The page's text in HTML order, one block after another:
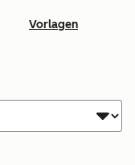
Vorlagen